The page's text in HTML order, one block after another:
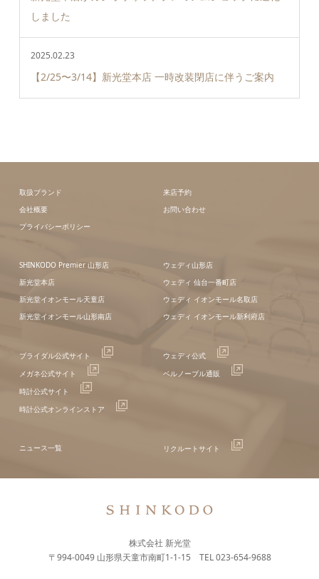
しました
2025.02.23
【2/25〜3/14】新光堂本店 一時改装閉店に伴うご案内
取扱ブランド
会社概要
プライバシーポリシー
来店予約
お問い合わせ
SHINKODO Premier 山形店
新光堂本店
新光堂イオンモール天童店
新光堂イオンモール山形南店
ウェディ山形店
ウェディ 仙台一番町店
ウェディ イオンモール名取店
ウェディ イオンモール新利府店
ブライダル公式サイト
メガネ公式サイト
時計公式サイト
時計公式オンラインストア
ウェディ公式
ベルノーブル通販
ニュース一覧 リクルートサイト
株式会社 新光堂
〒994-0049 山形県天童市南町1-1-15 TEL 023-654-9688